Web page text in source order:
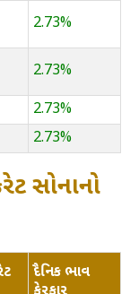
2.73%
2.73%
2.73%
2.73%
સોનાનો
દૈનિક ભાવ